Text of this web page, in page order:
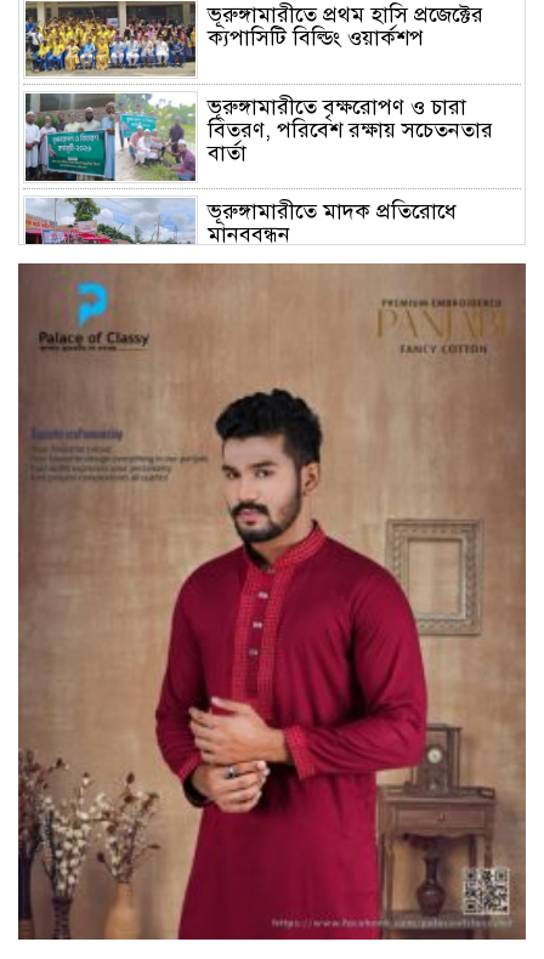
ভূরুঙ্গামারীতে প্রথম হাসি প্রজেক্টের
ক্যপাসিটি বিল্ডিং ওয়ার্কশপ
ভূরুঙ্গামারীতে বৃক্ষরোপণ ও চারা
বিতরণ, পরিবেশ রক্ষায় সচেতনতার
বার্তা
ভূরুঙ্গামারীতে মাদক প্রতিরোধে
মানববন্ধন
ভূরুঙ্গামারীতে ১৭৪০ মিটার অবৈধ
করল প্রশাসন
ভূরুঙ্গামারীতে পুলিশ-বিজিবির যৌথ
অভিযানে গাঁজার গাছ সহ
মাদককারবারি আটক
জরায়ুমুখ ক্যান্সার স্ক্রিনিংয়ে কুড়িগ্রামে
সেরা নাগেশ্বরী, সম্মাননা পেলেন নার্স
নাজমা
দুধকুমার নদে সাঁড়াশি অভিযান, জব্দ ২
হাজার ৫০০ মিটার চায়না জাল